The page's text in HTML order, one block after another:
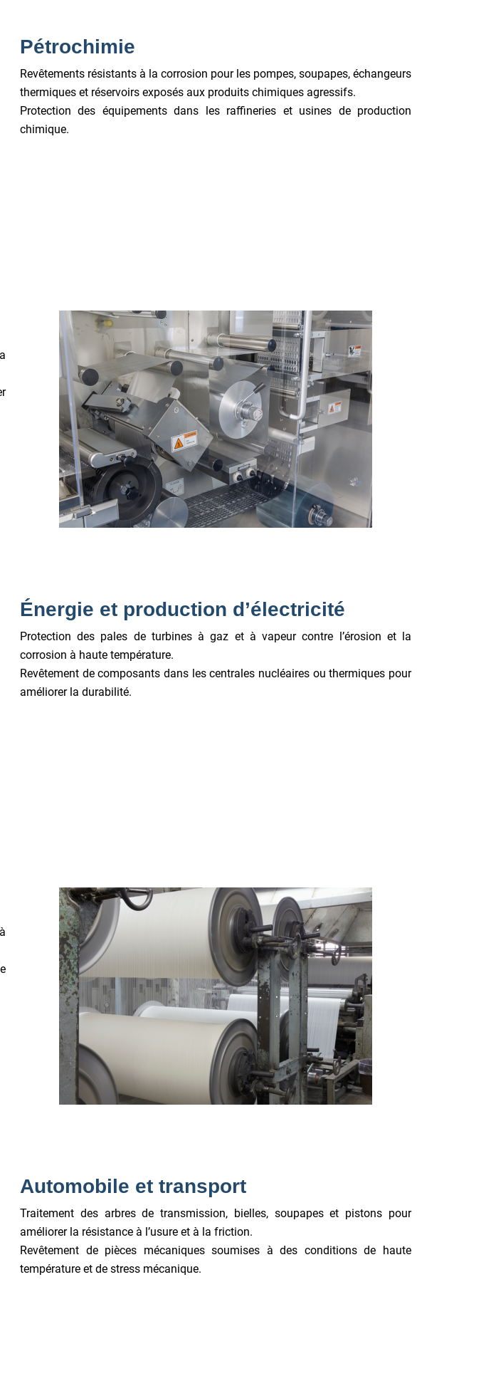
Pétrochimie
Revêtements résistants à la corrosion pour les pompes, soupapes, échangeurs
thermiques et réservoirs exposés aux produits chimiques agressifs.
Protection des équipements dans les raffineries et usines de production
chimique.
Énergie et production d’électricité
Protection des pales de turbines à gaz et à vapeur contre l’érosion et la
corrosion à haute température.
Revêtement de composants dans les centrales nucléaires ou thermiques pour
améliorer la durabilité.
Automobile et transport
Traitement des arbres de transmission, bielles, soupapes et pistons pour
améliorer la résistance à l’usure et à la friction.
Revêtement de pièces mécaniques soumises à des conditions de haute
température et de stress mécanique.